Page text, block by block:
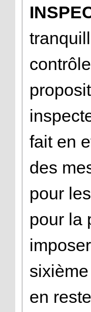
fait en
des
pour
pour la
en